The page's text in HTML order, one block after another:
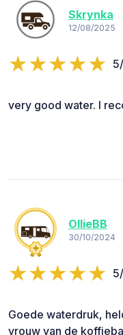
Skrynka
12/08/2025
very good water. I
OllieBB
30/10/2024
Goede waterdruk,
vrouw van de